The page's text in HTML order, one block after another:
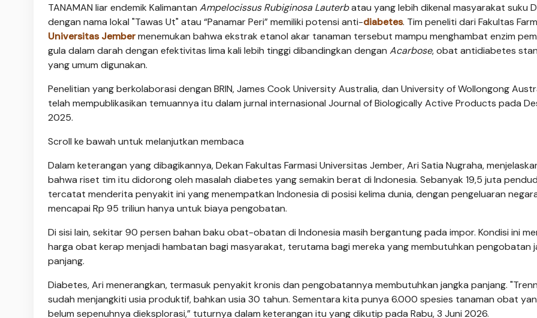
TANAMAN liar endemik Kalimantan Ampelocissus Rubiginosa Lauterbatau yang lebih dikenal masyarakat suku
dengan nama lokal "Tawas Ut" atau “Panamar Peri” memiliki potensi anti-diabetes. Tim peneliti dari Fakultas
Universitas Jembermenemukan bahwa ekstrak etanol akar tanaman tersebut mampu menghambat enzim
gula dalam darah dengan efektivitas lima kali lebih tinggi dibandingkan dengan Acarbose, obat antidiabetes
yang umum digunakan.
Penelitian yang berkolaborasi dengan BRIN, James Cook University Australia, dan University of Wollongong
telah mempublikasikan temuannya itu dalam jurnal internasional Journal of Biologically Active Products pada
2025.
Scroll ke bawah untuk melanjutkan membaca
Dalam keterangan yang dibagikannya, Dekan Fakultas Farmasi Universitas Jember, Ari Satia Nugraha,
bahwa riset tim itu didorong oleh masalah diabetes yang semakin berat di Indonesia. Sebanyak 19,5 juta
tercatat menderita penyakit ini yang menempatkan Indonesia di posisi kelima dunia, dengan pengeluaran
mencapai Rp 95 triliun hanya untuk biaya pengobatan.
Di sisi lain, sekitar 90 persen bahan baku obat-obatan di Indonesia masih bergantung pada impor. Kondisi ini
harga obat kerap menjadi hambatan bagi masyarakat, terutama bagi mereka yang membutuhkan pengobatan
panjang.
Diabetes, Ari menerangkan, termasuk penyakit kronis dan pengobatannya membutuhkan jangka panjang.
sudah menjangkiti usia produktif, bahkan usia 30 tahun. Sementara kita punya 6.000 spesies tanaman obat
belum sepenuhnya dieksplorasi,” tuturnya dalam keterangan itu yang dikutip pada Rabu, 3 Juni 2026.